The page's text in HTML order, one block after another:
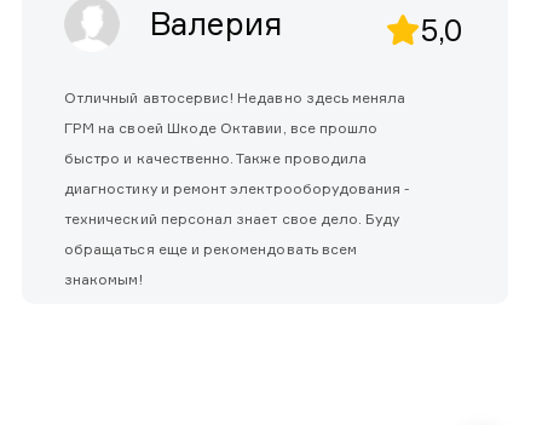
Валерия 5,0
Отличный автосервис! Недавно здесь меняла
ГРМ на своей Шкоде Октавии, все прошло
быстро и качественно. Также проводила
диагностику и ремонт электрооборудования -
технический персонал знает свое дело. Буду
обращаться еще и рекомендовать всем
знакомым!